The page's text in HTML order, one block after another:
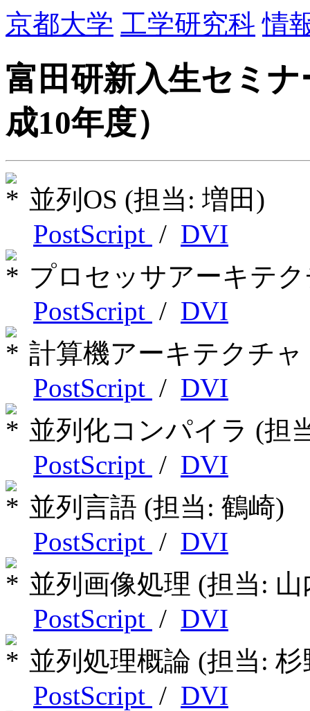
京都大学 工学研究科 情
富田研新入生セミ
成10年度）
並列OS (担当: 増田)
PostScript / DVI
プロセッサアーキテ
PostScript / DVI
計算機アーキテクチャ
PostScript / DVI
並列化コンパイラ (担
PostScript / DVI
並列言語 (担当: 鶴崎)
PostScript / DVI
並列画像処理 (担当: 山
PostScript / DVI
並列処理概論 (担当: 杉
PostScript / DVI